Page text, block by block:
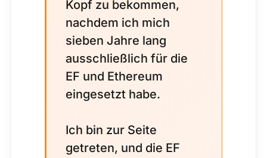
Kopf zu bekommen,
nachdem ich mich
sieben Jahre lang
ausschließlich für die
EF und Ethereum
eingesetzt habe.
Ich bin zur Seite
getreten, und die EF